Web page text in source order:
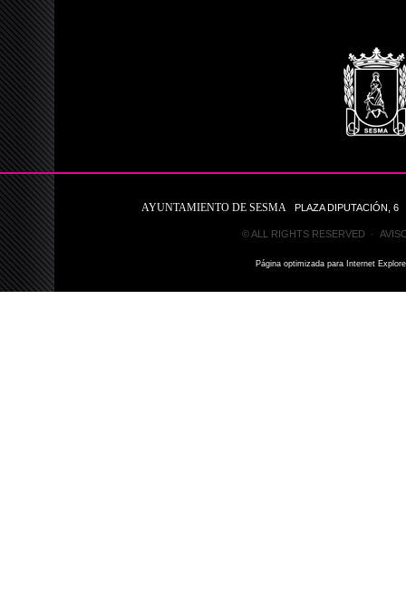
AYUNTAMIENTO DE SESMA PLAZA DIPUTACIÓN, 6
© ALL RIGHTS RESERVED ·
Página optimizada para Internet